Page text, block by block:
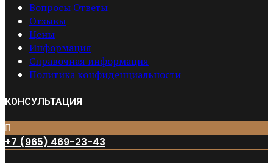
Вопросы Ответы
Отзывы
Цены
Информация
Справочная информация
Политика конфиденциальности
КОНСУЛЬТАЦИЯ
+7 (965) 469-23-43